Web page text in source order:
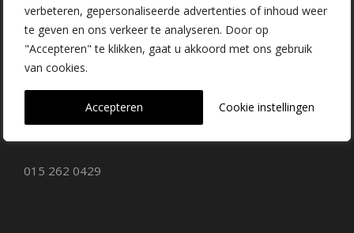
verbeteren, gepersonaliseerde advertenties of inhoud weer
te geven en ons verkeer te analyseren. Door op
"Accepteren" te klikken, gaat u akkoord met ons gebruik
van cookies.
Cookie instellingen
Accepteren
Kwekerij Delfgauw
Vrederustlaan 10
2645 AW Delfgauw
015 262 0429